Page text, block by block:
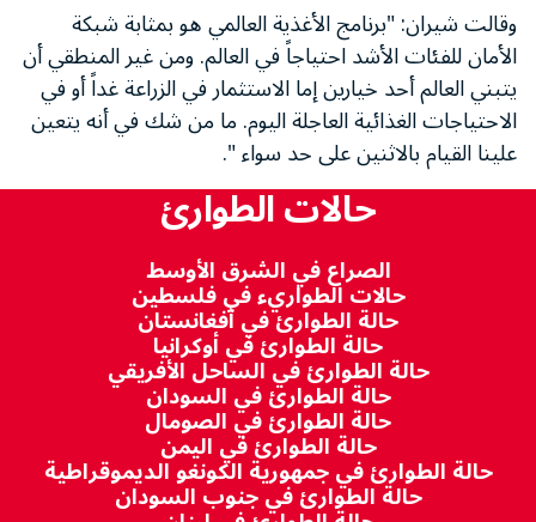
وقالت شيران: "برنامج الأغذية العالمي هو بمثابة شبكة
الأمان للفئات الأشد احتياجاً في العالم. ومن غير المنطقي أن
يتبني العالم أحد خيارين إما الاستثمار في الزراعة غداً أو في
الاحتياجات الغذائية العاجلة اليوم. ما من شك في أنه يتعين
علينا القيام بالاثنين على حد سواء ".
حالات الطوارئ
الصراع في الشرق الأوسط
حالات الطواريء في فلسطين
حالة الطوارئ في أفغانستان
حالة الطوارئ في أوكرانيا
حالة الطوارئ في الساحل الأفريقي
حالة الطوارئ في السودان
حالة الطوارئ في الصومال
حالة الطوارئ في اليمن
حالة الطوارئ في جمهورية الكونغو الديموقراطية
حالة الطوارئ في جنوب السودان